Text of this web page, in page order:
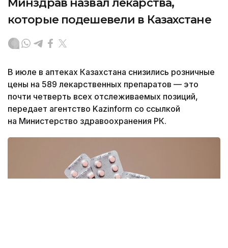
которые подешевели в Казахстане
В июле в аптеках Казахстана снизились розничные
цены на 589 лекарственных препаратов — это
почти четверть всех отслеживаемых позиций,
передает агентство Kazinform со ссылкой
на Министерство здравоохранения РК.